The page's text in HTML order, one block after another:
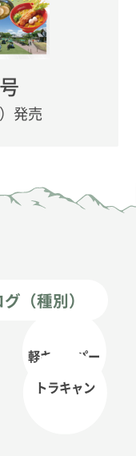
発売
（種別）
軽キャンパー
トラキャン